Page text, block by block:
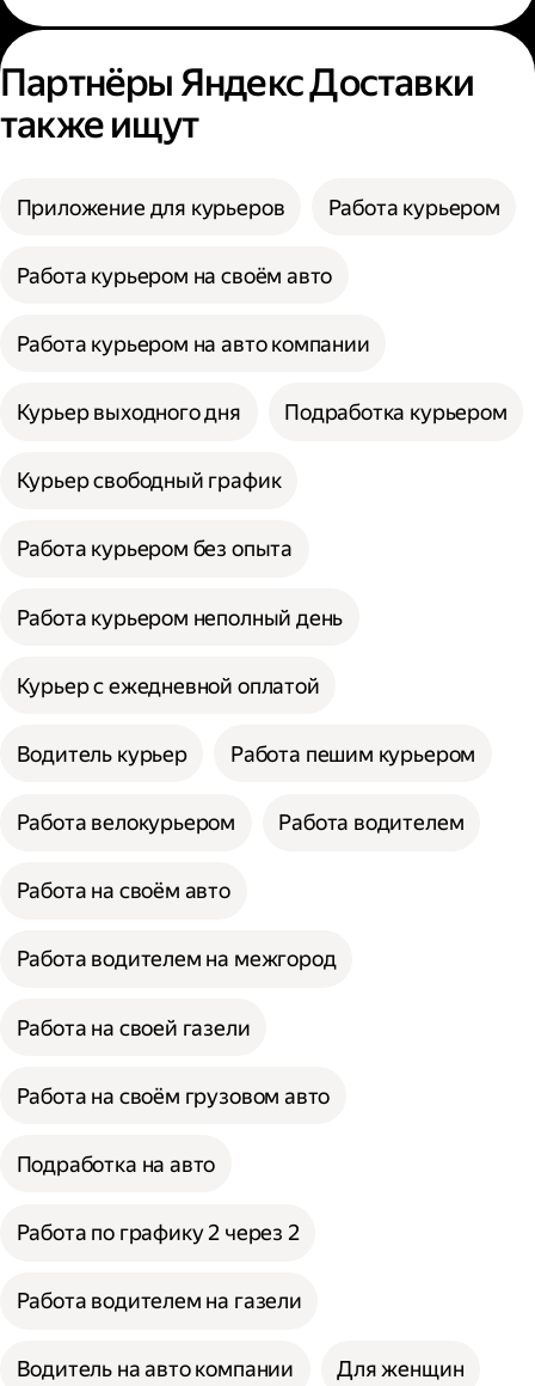
Партнёры Яндекс Доставки
также ищут
Приложение для курьеров Работа курьером
Работа курьером на своём авто
Работа курьером на авто компании
Курьер выходного дня Подработка курьером
Курьер свободный график
Работа курьером без опыта
Работа курьером неполный день
Курьер с ежедневной оплатой
Водитель курьер Работа пешим курьером
Работа велокурьером Работа водителем
Работа на своём авто
Работа водителем на межгород
Работа на своей газели
Работа на своём грузовом авто
Подработка на авто
Работа по графику 2 через 2
Работа водителем на газели
Водитель на авто компании Для женщин